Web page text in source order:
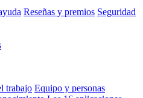
Reseñas y premios Seguridad
trabajo Equipo y personas